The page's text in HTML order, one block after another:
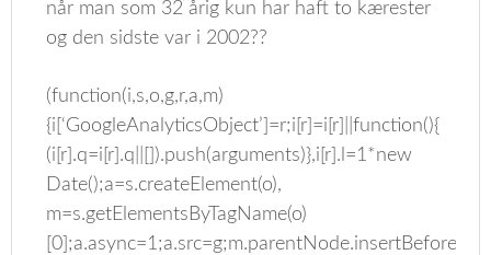
når man som 32 årig kun har haft to kærester
og den sidste var i 2002??
(function(i,s,o,g,r,a,m)
{i[‘GoogleAnalyticsObject’]=r;i[r]=i[r]||function(){
(i[r].q=i[r].q||[]).push(arguments)},i[r].l=1*new
Date();a=s.createElement(o),
m=s.getElementsByTagName(o)